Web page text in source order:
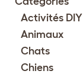
Activités DIY
Animaux
Chats
Chiens